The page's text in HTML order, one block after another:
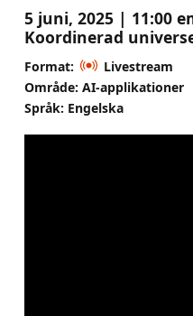
5 juni, 2025 | 11:00
Koordinerad
Format:
Livestream
Område: AI-applikationer
Språk: Engelska